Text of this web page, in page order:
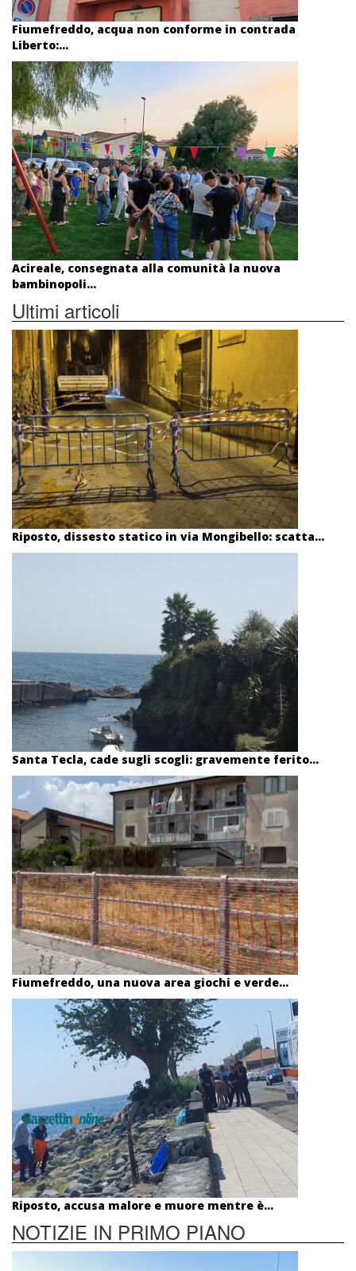
Fiumefreddo, acqua non conforme in contrada
Liberto:...
Acireale, consegnata alla comunità la nuova
bambinopoli...
Ultimi articoli
Riposto, dissesto statico in via Mongibello: scatta...
Santa Tecla, cade sugli scogli: gravemente ferito...
Fiumefreddo, una nuova area giochi e verde...
Riposto, accusa malore e muore mentre è...
NOTIZIE IN PRIMO PIANO